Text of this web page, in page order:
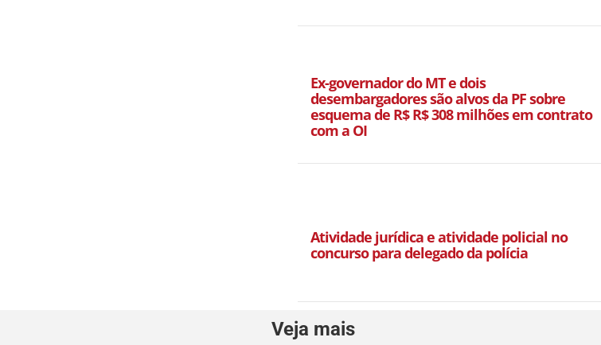
Ex-governador do MT e dois
desembargadores são alvos da PF sobre
esquema de R$ R$ 308 milhões em contrato
com a OI
Atividade jurídica e atividade policial no
concurso para delegado da polícia
Veja mais